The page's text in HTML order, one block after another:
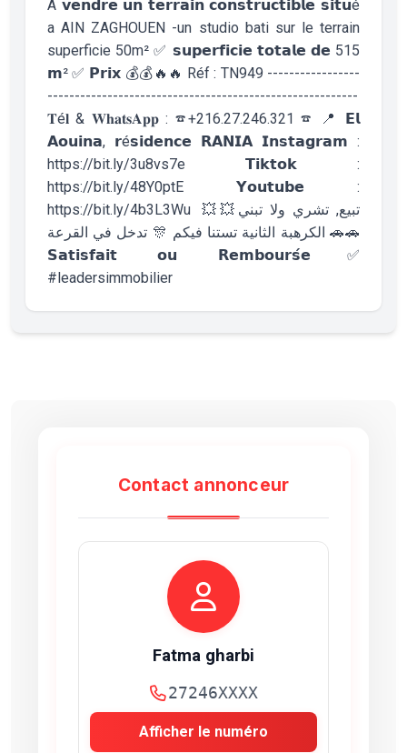
À 𝘃𝗲𝗻𝗱𝗿𝗲 𝘂𝗻 𝘁𝗲𝗿𝗿𝗮𝗶𝗻 𝗰𝗼𝗻𝘀𝘁𝗿𝘂𝗰𝘁𝗶𝗯𝗹𝗲 𝘀𝗶𝘁𝘂é
a AIN ZAGHOUEN -un studio bati sur le terrain
superficie 50m² ✅ 𝘀𝘂𝗽𝗲𝗿𝗳𝗶𝗰𝗶𝗲 𝘁𝗼𝘁𝗮𝗹𝗲 𝗱𝗲 515
𝗺² ✅ 𝗣𝗿𝗶𝘅 💰💰🔥🔥 Réf : TN949 -----------------
---------------------------------------------------------
𝐓é𝐥 & 𝐖𝐡𝐚𝐭𝐬𝐀𝐩𝐩 : ☎+216.27.246.321 ☎ 📍 𝗘𝗹
𝗔𝗼𝘂𝗶𝗻𝗮, 𝗿é𝘀𝗶𝗱𝗲𝗻𝗰𝗲 𝗥𝗔𝗡𝗜𝗔 𝗜𝗻𝘀𝘁𝗮𝗴𝗿𝗮𝗺 :
https://bit.ly/3u8vs7e 𝗧𝗶𝗸𝘁𝗼𝗸 :
https://bit.ly/48Y0ptE 𝗬𝗼𝘂𝘁𝘂𝗯𝗲 :
https://bit.ly/4b3L3Wu ‎💥💥تبيع, تشري ولا تبني
تدخل في القرعة 🎊 ‎الكرهبة الثانية تستنا فيكم 🚗🚗
𝗦𝗮𝘁𝗶𝘀𝗳𝗮𝗶𝘁 𝗼𝘂 𝗥𝗲𝗺𝗯𝗼𝘂𝗿𝘀𝗲́✅
#leadersimmobilier
Contact annonceur
Fatma gharbi
27246XXXX
Afficher le numéro